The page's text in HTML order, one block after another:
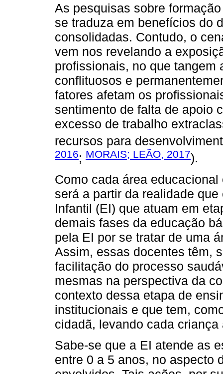
As pesquisas sobre
se traduza em benefícios do
consolidadas. Contudo, o
vem nos revelando a
profissionais, no que tangem
conflituosos e
fatores afetam os
sentimento de falta de apoio
excesso de trabalho
recursos para
2016; MORAIS; LEÃO, 2017).
Como cada área
será a partir da realidade
Infantil (EI) que atuam em
demais fases da educação
pela EI por se tratar de uma
Assim, essas docentes têm,
facilitação do processo
mesmas na perspectiva da
contexto dessa etapa de
institucionais e que tem,
cidadã, levando cada
Sabe-se que a EI atende as
entre 0 a 5 anos, no aspecto